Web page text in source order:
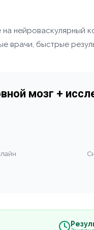
на
врачи, быстрые
мозг +